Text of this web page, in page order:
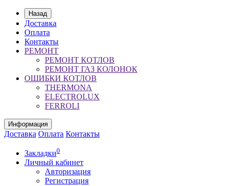
Назад
Доставка
Оплата
Контакты
РЕМОНТ
РЕМОНТ КОТЛОВ
РЕМОНТ ГАЗ КОЛОНОК
ОШИБКИ КОТЛОВ
THERMONA
ELECTROLUX
FERROLI
Информация
Доставка Оплата Контакты
Закладки0
Личный кабинет
Авторизация
Регистрация